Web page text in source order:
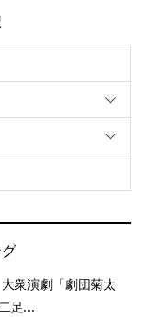
大衆演劇「劇団菊太
足...